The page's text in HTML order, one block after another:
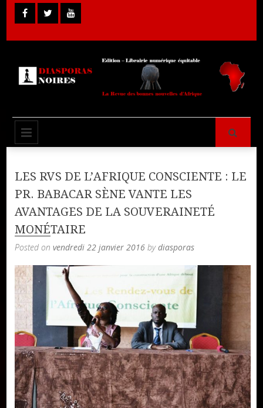
Skip
to
Diasporas
LES RVS DE L’AFRIQUE CONSCIENTE : LE
PR. BABACAR SÈNE VANTE LES
AVANTAGES DE LA SOUVERAINETÉ
MONÉTAIRE
Posted onvendredi 22 janvier 2016 bydiasporas